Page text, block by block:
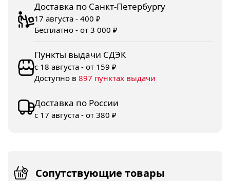
Доставка по Санкт-Петербургу
17 августа - 400 ₽
Бесплатно - от 3 000 ₽
Пункты выдачи СДЭК
с 18 августа - от 159 ₽
Доступно в 897 пунктах выдачи
Доставка по России
с 17 августа - от 380 ₽
Сопутствующие товары